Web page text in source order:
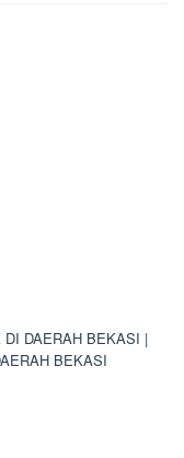
DI DAERAH BEKASI |
BEKASI